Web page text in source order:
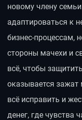
новому члену
адаптироваться к
бизнес-процессам,
стороны мачехи и
всё, чтобы
оказывается
всё исправить и
денег, где чувства